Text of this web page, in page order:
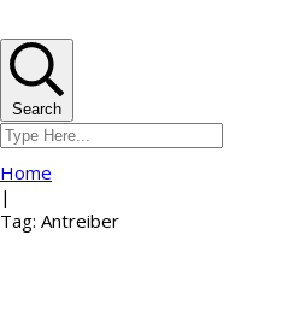
Search
Home
|
Tag: Antreiber